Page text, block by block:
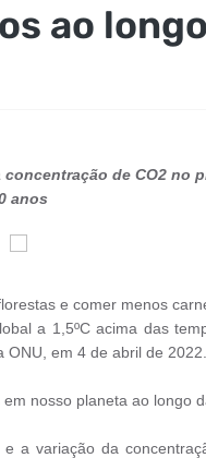
ao
de CO2 no
anos
e comer menos
a 1,5ºC acima das
em 4 de abril de 2022.
nosso planeta ao longo
a variação da